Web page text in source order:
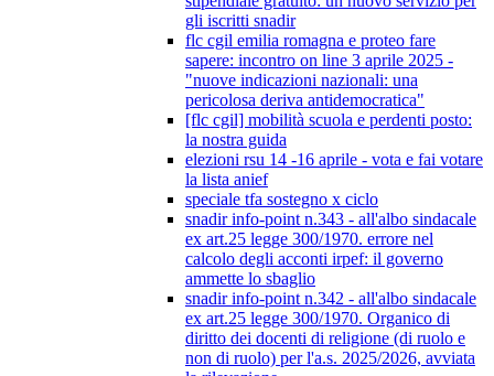
gli iscritti snadir
flc cgil emilia romagna e proteo fare
sapere: incontro on line 3 aprile 2025 -
"nuove indicazioni nazionali: una
pericolosa deriva antidemocratica"
[flc cgil] mobilità scuola e perdenti posto:
la nostra guida
elezioni rsu 14 -16 aprile - vota e fai votare
la lista anief
speciale tfa sostegno x ciclo
snadir info-point n.343 - all'albo sindacale
ex art.25 legge 300/1970. errore nel
calcolo degli acconti irpef: il governo
ammette lo sbaglio
snadir info-point n.342 - all'albo sindacale
ex art.25 legge 300/1970. Organico di
diritto dei docenti di religione (di ruolo e
non di ruolo) per l'a.s. 2025/2026, avviata